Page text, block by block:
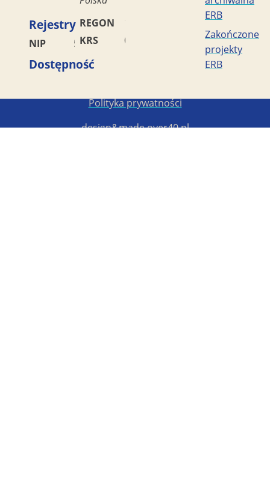
Rejestry
NIP 5782449856
REGON
170419477
KRS
0000042453
Dostępność
ERB
Zakończone
projekty
ERB
Polityka prywatności
design&madeover40.pl